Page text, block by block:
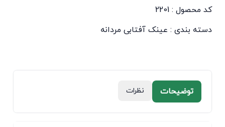
کد محصول : 2201
دسته بندی : عینک آفتابی مردانه
توضیحات نظرات